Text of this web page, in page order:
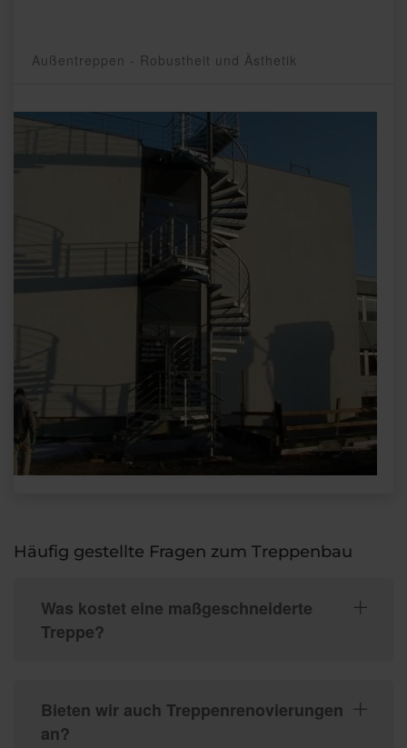
Außentreppen - Robustheit und Ästhetik
Häufig gestellte Fragen zum Treppenbau
Was kostet eine maßgeschneiderte
Treppe?
Bieten wir auch Treppenrenovierungen
an?